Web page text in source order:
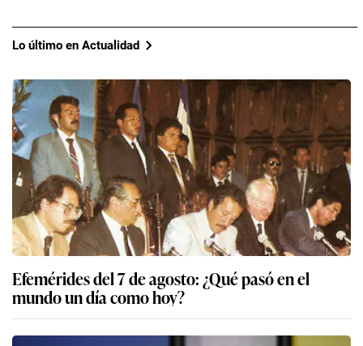
Lo último en Actualidad
Efemérides del 7 de agosto: ¿Qué pasó en el
mundo un día como hoy?